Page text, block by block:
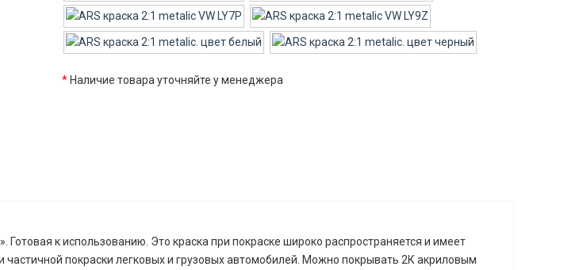
* Наличие товара уточняйте у менеджера
к использованию. Это краска при покраске широко распространяется и имеет
покраски легковых и грузовых автомобилей. Можно покрывать 2К акриловым